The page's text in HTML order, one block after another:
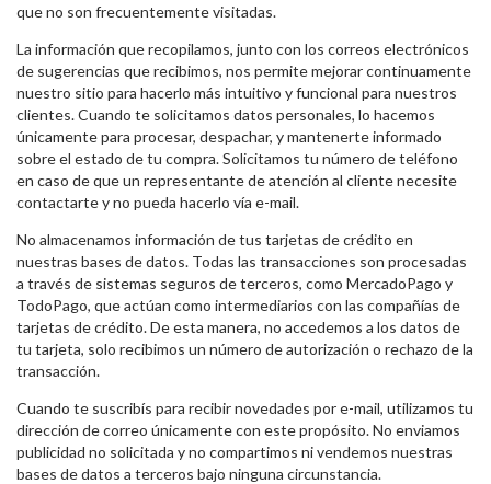
que no son frecuentemente visitadas.
La información que recopilamos, junto con los correos electrónicos
de sugerencias que recibimos, nos permite mejorar continuamente
nuestro sitio para hacerlo más intuitivo y funcional para nuestros
clientes. Cuando te solicitamos datos personales, lo hacemos
únicamente para procesar, despachar, y mantenerte informado
sobre el estado de tu compra. Solicitamos tu número de teléfono
en caso de que un representante de atención al cliente necesite
contactarte y no pueda hacerlo vía e-mail.
No almacenamos información de tus tarjetas de crédito en
nuestras bases de datos. Todas las transacciones son procesadas
a través de sistemas seguros de terceros, como MercadoPago y
TodoPago, que actúan como intermediarios con las compañías de
tarjetas de crédito. De esta manera, no accedemos a los datos de
tu tarjeta, solo recibimos un número de autorización o rechazo de la
transacción.
Cuando te suscribís para recibir novedades por e-mail, utilizamos tu
dirección de correo únicamente con este propósito. No enviamos
publicidad no solicitada y no compartimos ni vendemos nuestras
bases de datos a terceros bajo ninguna circunstancia.